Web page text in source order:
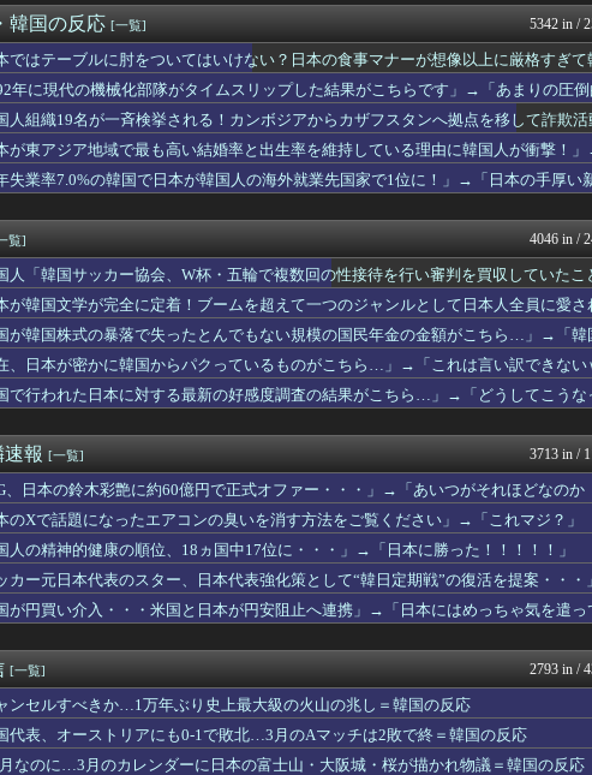
ったら、そっちが怒鳴ってるからだと怒鳴り返された」感情...
Ask Reddit
新！SKハイニックスが牽引し9000ポイントまで...
韓国ニュー
ーセン、女の子の要望が刺さりすぎた」
ニチカン！
ない対立ってある？」日本「エスカレーターの立つ位置」
海外の万国
？」ブライトンが上田綺世の獲得に動き出して海外大騒ぎ！...
ワールドサ
防飛行艇が次々着水する南仏の湖「肝心の場面で毎回カメラ...
QQQ(海外
を決定！（海外の反応）
世界はグー
でも段ボールベッドを出してきたので後進国なのは変わらな...
かんにゅー
B210は思い出の詰まったクルマだ！
JDM速報
作った室外機カバー、1年後に気づく」
ニチカン！
平が今永昇太から初めてホームランを打って海外大興奮！...
海外のお前
化して世界が騒然！←「事実上の禁輸措置か？」（海外の反...
海外さんい
ないと言われている文化がこちら・・・」
コリアル
編3本分のグッズの取り分まで契約に書かせた」ジャック...
みんな知っ
じめたばかりなんだが大谷翔平って投手としてはどれくらい...
Red4 海外
W杯予選で外国人審判に性接待したことが発覚！」
ハウメニー
完全に定着！ブームを超えて一つのジャンルとして日本人全...
海外トーク
と僕2期 5話：西から告白いくとは、ようやった！
あにめも日
考えないはずでしょ」借金750万円の彼女に225万円...
私が悪いの
税を払わなくていいので、と言われた」税金の安い土地に...
Ask Reddit
カップ…イランがアメリカのロッカールームに残した手紙が...
韓国ニュー
本のスーパー、この売り場だけ異世界」
ニチカン！
り取りにMLBファン騒然！←「日本人選手の交流はほっこ...
海外の反応
械化部隊がタイムスリップした結果がこちらです」→「...
世界の憂鬱
後すぐ話題から消えてしまったアニメ【海外の反応】
フロムOverSS
説。日本円の安定化に取り組んだのもこれが原因か？」
ガラパゴス
国人に対してフレンドリーでないイメージを避けたい」 ...
Red4 海外
喝した日本人の手口に海外びっくり仰天！（海外の反応）
海外のお前
かりアニメ化してて心配になる…」
海外の万国
暴落で失ったとんでもない規模の国民年金の金額がこちら…...
いなドラッグストアがないので韓国が羨ましくて羨ましくて...
かんにゅー
コ戦の変数を語る『高地＋雨＝ボールが速くなる』」
韓国ニュー
の新監督、名前がずるい」
ニチカン！
韓国の反応 [一覧] 5342 in /
ではテーブルに肘をついてはいけない？日本の食事マナーが想像以上に厳格すぎ
マナーか？‥」
年に現代の機械化部隊がタイムスリップした結果がこちらです」→「あまりの圧
人組織19名が一斉検挙される！カンボジアからカザフスタンへ拠点を移して詐欺
こちらです」
が東アジア地域で最も高い結婚率と出生率を維持している理由に韓国人が衝撃！
ル‥」
失業率7.0%の韓国で日本が韓国人の海外就業先国家で1位に！」→「日本の手厚い
覧] 4046 in /
人「韓国サッカー協会、W杯・五輪で複数回の性接待を行い審判を買収していた
が韓国文学が完全に定着！ブームを超えて一つのジャンルとして日本人全員に愛
が韓国株式の暴落で失ったとんでもない規模の国民年金の金額がこちら…」→「
、日本が密かに韓国からパクっているものがこちら…」→「これは言い訳できない
で行われた日本に対する最新の好感度調査の結果がこちら…」→「どうしてこう
報 [一覧] 3713 in /
、日本の鈴木彩艶に約60億円で正式オファー・・・」→「あいつがそれほどなのか
とは思わないけど、それでもやっぱり羨ましいね」
のXで話題になったエアコンの臭いを消す方法をご覧ください」→「これマジ？」
人の精神的健康の順位、18ヵ国中17位に・・・」→「日本に勝った！！！！！」
カー元日本代表のスター、日本代表強化策として“韓日定期戦”の復活を提案・・
ぐやったらガチでボコられるだろうね 10年後にやらないか？」「やめてくれ、勝
が円買い介入・・・米国と日本が円安阻止へ連携」→「日本にはめっちゃ気を遣っ
[一覧] 2793 in /
ンセルすべきか…1万年ぶり史上最大級の火山の兆し＝韓国の反応
代表、オーストリアにも0-1で敗北…3月のAマッチは2敗で終＝韓国の反応
なのに…3月のカレンダーに日本の富士山・大阪城・桜が描かれ物議＝韓国の反応